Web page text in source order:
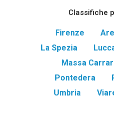
Classifiche
Firenze
La Spezia
Massa
Pontedera
Umbria